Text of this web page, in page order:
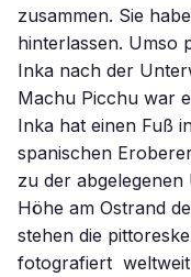
zusammen. Sie
hinterlassen. Umso
Inka nach der
Machu Picchu war
Inka hat einen Fuß
spanischen
zu der
Höhe am Ostrand
stehen die
fotografiert 